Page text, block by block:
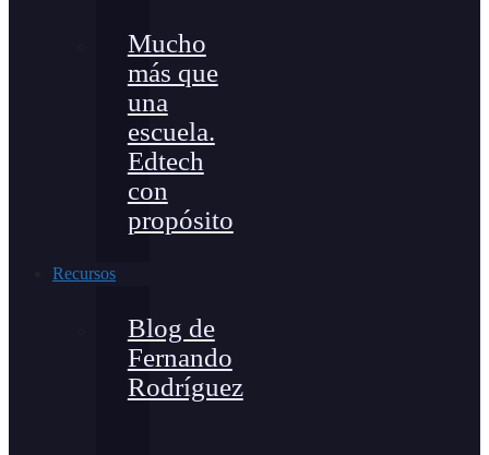
Mucho
más que
una
escuela.
Edtech
con
propósito
Recursos
Blog de
Fernando
Rodríguez